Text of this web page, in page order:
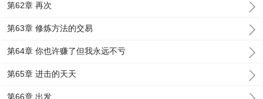
第62章 再次
第63章 修炼方法的交易
第64章 你也许赚了但我永远不亏
第65章 进击的天天
第66章 出发